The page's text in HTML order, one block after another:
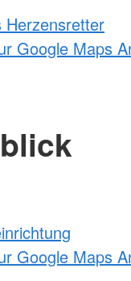
Herzensretter
Google Maps
Google Maps